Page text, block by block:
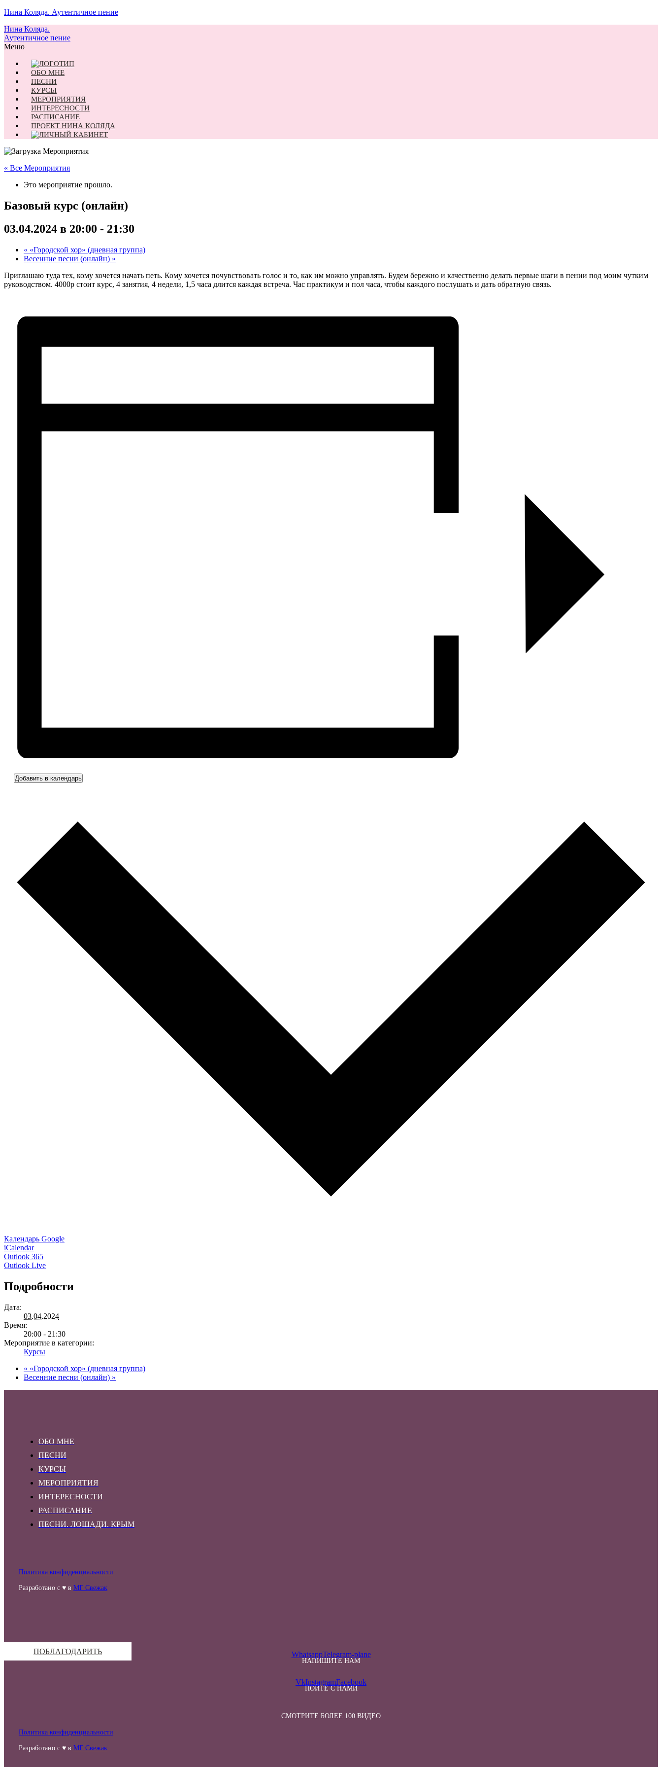
Нина Коляда. Аутентичное пение
Нина Коляда.
Аутентичное пение
Меню
ОБО МНЕ
ПЕСНИ
КУРСЫ
МЕРОПРИЯТИЯ
ИНТЕРЕСНОСТИ
РАСПИСАНИЕ
ПРОЕКТ НИНА КОЛЯДА
« Все Мероприятия
Это мероприятие прошло.
Базовый курс (онлайн)
03.04.2024 в 20:00 - 21:30
« «Городской хор» (дневная группа)
Весенние песни (онлайн) »
Приглашаю туда тех, кому хочется начать петь. Кому хочется почувствовать голос и то, как им можно управлять. Будем бережно и качественно делать первые шаги в пении под моим чутким
руководством. 4000р стоит курс, 4 занятия, 4 недели, 1,5 часа длится каждая встреча. Час практикум и пол часа, чтобы каждого послушать и дать обратную связь.
Добавить в календарь
Календарь Google
iCalendar
Outlook 365
Outlook Live
Подробности
Дата:
03.04.2024
Время:
20:00 - 21:30
Мероприятие в категории:
Курсы
« «Городской хор» (дневная группа)
Весенние песни (онлайн) »
ОБО МНЕ
ПЕСНИ
КУРСЫ
МЕРОПРИЯТИЯ
ИНТЕРЕСНОСТИ
РАСПИСАНИЕ
ПЕСНИ. ЛОШАДИ. КРЫМ
Политика конфиденциальности
Разработано с ♥ в МГ Свежак
ПОБЛАГОДАРИТЬ
НАПИШИТЕ НАМ
WhatsappTelegram-plane
ПОЙТЕ С НАМИ
VkInstagramFacebook
СМОТРИТЕ БОЛЕЕ 100 ВИДЕО
Политика конфиденциальности
Разработано с ♥ в МГ Свежак